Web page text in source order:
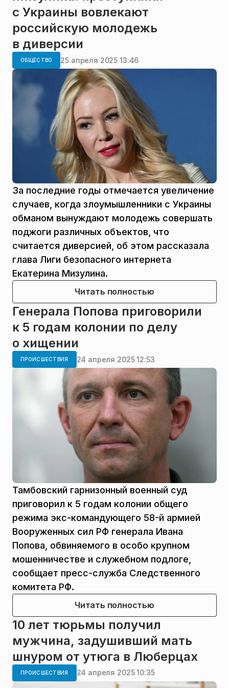
с Украины вовлекают
российскую молодежь
в диверсии
ОБЩЕСТВО 25 апреля 2025 13:46
За последние годы отмечается увеличение
случаев, когда злоумышленники с Украины
обманом вынуждают молодежь совершать
поджоги различных объектов, что
считается диверсией, об этом рассказала
глава Лиги безопасного интернета
Екатерина Мизулина.
Читать полностью
Генерала Попова приговорили
к 5 годам колонии по делу
о хищении
ПРОИСШЕСТВИЯ 24 апреля 2025 12:53
Тамбовский гарнизонный военный суд
приговорил к 5 годам колонии общего
режима экс-командующего 58-й армией
Вооруженных сил РФ генерала Ивана
Попова, обвиняемого в особо крупном
мошенничестве и служебном подлоге,
сообщает пресс-служба Следственного
комитета РФ.
Читать полностью
10 лет тюрьмы получил
мужчина, задушивший мать
шнуром от утюга в Люберцах
ПРОИСШЕСТВИЯ 24 апреля 2025 10:35